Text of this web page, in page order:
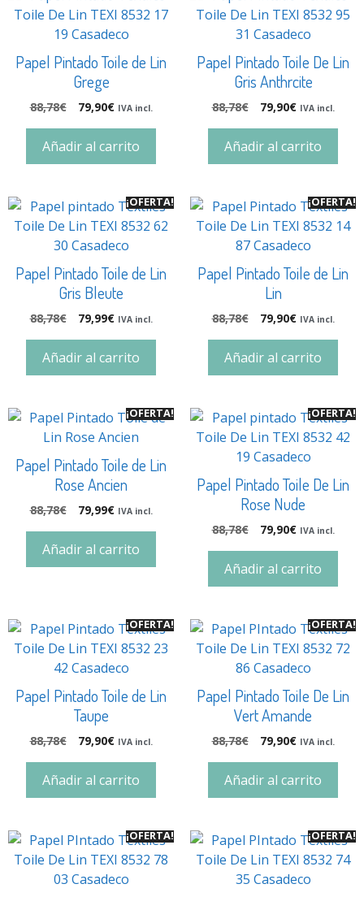
Papel Pintado Toile de Lin
Grege
88,78€ 79,90€ IVA incl.
Añadir al carrito
Papel Pintado Toile De Lin
Gris Anthrcite
88,78€ 79,90€ IVA incl.
Añadir al carrito
¡OFERTA!
Papel Pintado Toile de Lin
Gris Bleute
88,78€ 79,99€ IVA incl.
Añadir al carrito
¡OFERTA!
Papel Pintado Toile de Lin
Lin
88,78€ 79,90€ IVA incl.
Añadir al carrito
¡OFERTA!
Papel Pintado Toile de Lin
Rose Ancien
88,78€ 79,99€ IVA incl.
Añadir al carrito
¡OFERTA!
Papel Pintado Toile De Lin
Rose Nude
88,78€ 79,90€ IVA incl.
Añadir al carrito
¡OFERTA!
Papel Pintado Toile de Lin
Taupe
88,78€ 79,90€ IVA incl.
Añadir al carrito
¡OFERTA!
Papel Pintado Toile De Lin
Vert Amande
88,78€ 79,90€ IVA incl.
Añadir al carrito
¡OFERTA! ¡OFERTA!